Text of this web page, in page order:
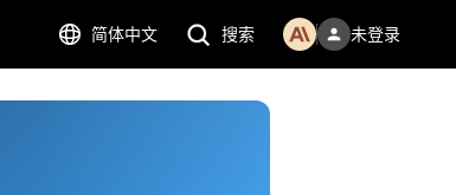
简体中文 搜索 未登录